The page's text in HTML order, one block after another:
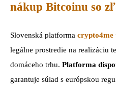
nákup Bitcoinu so
Slovenská platforma crypto4me
legálne prostredie na realizáciu
domáceho trhu. Platforma
garantuje súlad s európskou